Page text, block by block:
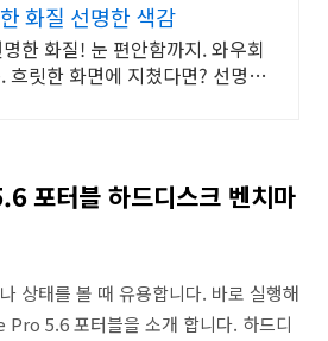
화질 선명한 색감
한 화질! 눈 편안함까지. 와우회
흐릿한 화면에 지쳤다면? 선명한
포터블 하드디스크 벤치마
상태를 볼 때 유용합니다. 바로 실행해
5.6 포터블을 소개 합니다. 하드디